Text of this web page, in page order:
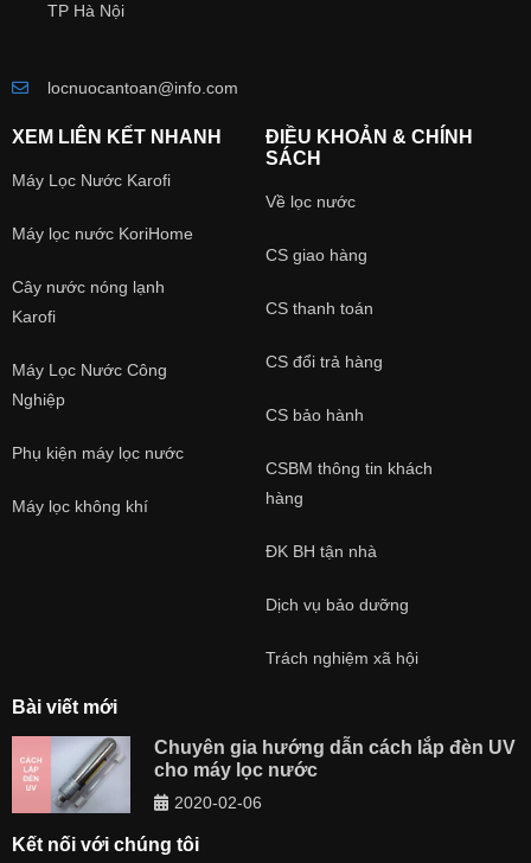
TP Hà Nội
locnuocantoan@info.com
XEM LIÊN KẾT NHANH
Máy Lọc Nước Karofi
Máy lọc nước KoriHome
Cây nước nóng lạnh
Karofi
Máy Lọc Nước Công
Nghiệp
Phụ kiện máy lọc nước
Máy lọc không khí
ĐIỀU KHOẢN & CHÍNH
SÁCH
Về lọc nước
CS giao hàng
CS thanh toán
CS đổi trả hàng
CS bảo hành
CSBM thông tin khách
hàng
ĐK BH tận nhà
Dịch vụ bảo dưỡng
Trách nghiệm xã hội
Bài viết mới
Chuyên gia hướng dẫn cách lắp đèn UV
cho máy lọc nước
2020-02-06
Kết nối với chúng tôi